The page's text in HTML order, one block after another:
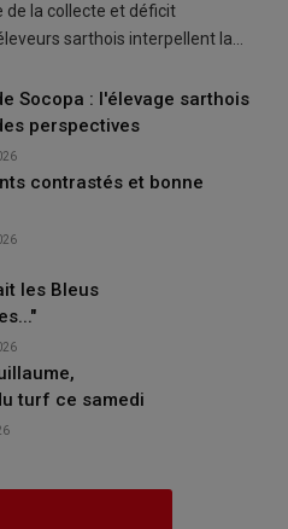
de la collecte et déficit
sarthois interpellent la…
Socopa : l'élevage sarthois
perspectives
contrastés et bonne
les Bleus
turf ce samedi